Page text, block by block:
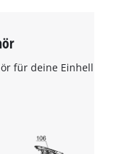
für deine Einhell